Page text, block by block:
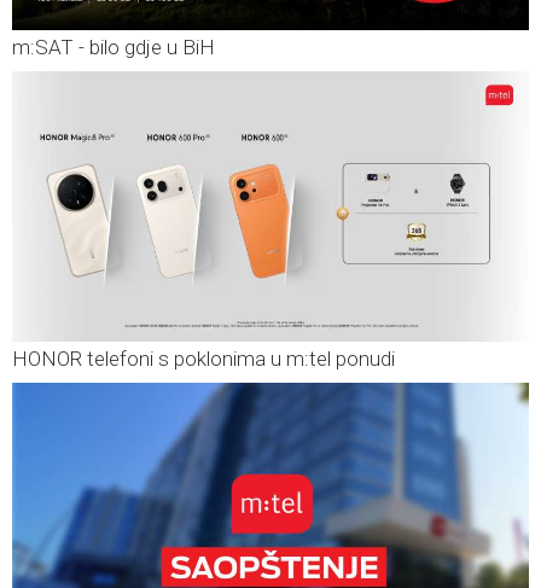
m:SAT - bilo gdje u BiH
HONOR telefoni s poklonima u m:tel ponudi